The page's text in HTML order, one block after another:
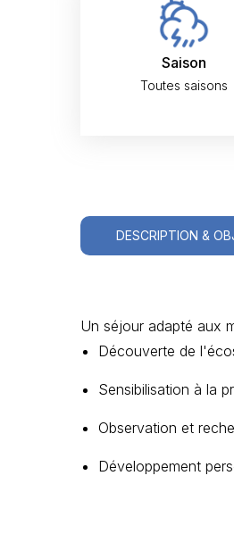
Saison
Toutes saisons
DESCRIPTION &
Un séjour adapté aux
Découverte de
Sensibilisation à la
Observation et
Développement